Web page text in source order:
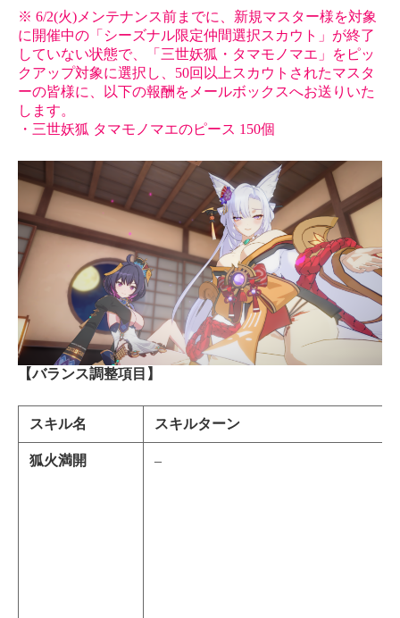
※ 6/2(火)メンテナンス前までに、新規マスター様を対象
に開催中の「シーズナル限定仲間選択スカウト」が終了
していない状態で、「三世妖狐・タマモノマエ」をピッ
クアップ対象に選択し、50回以上スカウトされたマスタ
ーの皆様に、以下の報酬をメールボックスへお送りいた
します。
・三世妖狐 タマモノマエのピース 150個
【バランス調整項目】
スキル名 スキルターン
狐火満開 –